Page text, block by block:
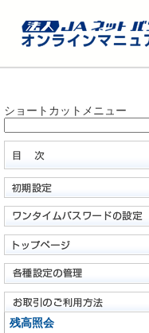
ショートカットメニュー
残高照会